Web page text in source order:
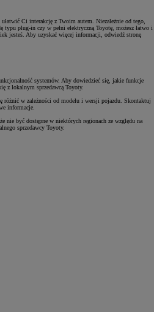
Ci interakcję z Twoim autem. Niezależnie od tego,
typu plug-in czy w pełni elektryczną Toyotę, możesz łatwo i
jesteś. Aby uzyskać więcej informacji, odwiedź stronę
systemów. Aby dowiedzieć się, jakie funkcje
z lokalnym sprzedawcą Toyoty.
różnić w zależności od modelu i wersji pojazdu. Skontaktuj
informacje.
nie być dostępne w niektórych regionach ze względu na
sprzedawcy Toyoty.